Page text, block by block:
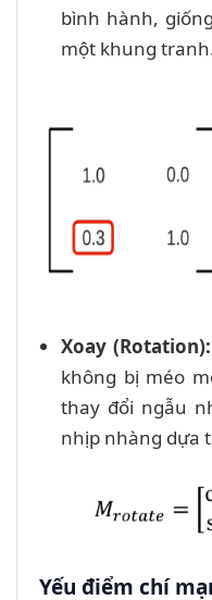
bình hành,
một khung
Xoay (Rotation):
không bị méo
thay đổi ngẫu
nhịp nhàng dựa
Yếu điểm chí